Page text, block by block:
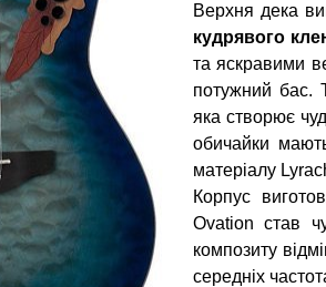
Верхня дека
кудрявого
та яскравими
потужний бас.
яка створює
обичайки
матеріалу
Корпус
Ovation став
композиту
середніх